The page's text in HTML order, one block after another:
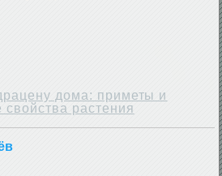
дома: приметы и
растения